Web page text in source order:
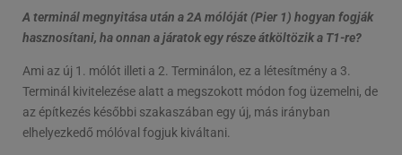
A terminál megnyitása után a 2A mólóját (Pier 1) hogyan fogják
hasznosítani, ha onnan a járatok egy része átköltözik a T1-re?
Ami az új 1. mólót illeti a 2. Terminálon, ez a létesítmény a 3.
Terminál kivitelezése alatt a megszokott módon fog üzemelni, de
az építkezés későbbi szakaszában egy új, más irányban
elhelyezkedő mólóval fogjuk kiváltani.